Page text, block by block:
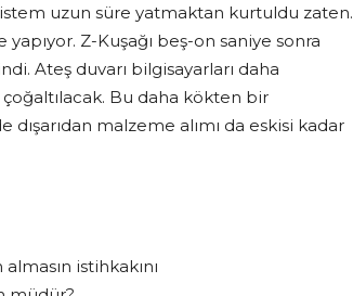
uzun süre yatmaktan kurtuldu zaten.
Z-Kuşağı beş-on saniye sonra
Ateş duvarı bilgisayarları daha
Bu daha kökten bir
malzeme alımı da eskisi kadar
istihkakını